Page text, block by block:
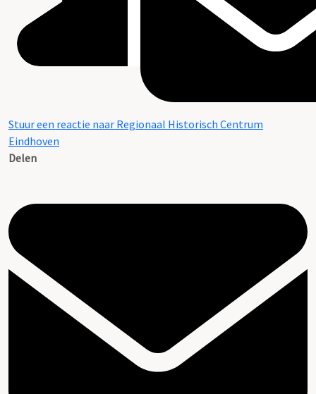
Stuur een reactie naar Regionaal Historisch Centrum
Eindhoven
Delen